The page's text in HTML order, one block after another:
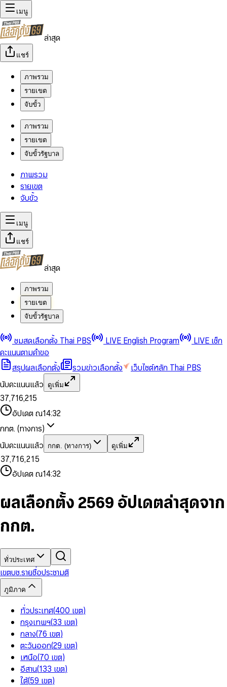
เมนู
ล่าสุด
แชร์
ภาพรวม
รายเขต
จับขั้ว
ภาพรวม
รายเขต
จับขั้วรัฐบาล
ภาพรวม
รายเขต
จับขั้ว
เมนู
แชร์
ล่าสุด
ภาพรวม
รายเขต
จับขั้วรัฐบาล
ชมสดเลือกตั้ง Thai PBS LIVE English Program
LIVE เช็ก
คะแนนตามคำขอ
สรุปผลเลือกตั้ง
รวมข่าวเลือกตั้ง
เว็บไซต์หลัก Thai PBS
นับคะแนนแล้ว
ดูเพิ่ม
0
1
2
3
4
5
6
8
9
0
1
2
3
4
5
6
7
8
9
,
0
1
2
4
6
7
8
9
0
1
2
3
4
5
6
7
8
9
0
1
3
5
6
7
8
9
,
1
2
4
5
7
8
9
0
1
3
4
6
7
8
9
0
2
3
4
5
7
8
อัปเดต ณ14:32
กกต. (ทางการ)
นับคะแนนแล้ว
กกต. (ทางการ) ดูเพิ่ม
0
1
2
3
4
5
7
8
0
1
2
4
5
6
7
8
9
,
0
1
2
4
6
7
8
9
0
1
2
3
5
6
8
9
0
1
3
5
6
7
8
,
1
2
4
6
7
9
0
1
3
5
6
9
0
2
3
4
5
7
9
อัปเดต ณ14:32
ผลเลือกตั้ง 2569 อัปเดตล่าสุดจาก
กกต.
ทั่วประเทศ
เขตบช.รายชื่อประชามติ
ภูมิภาค
ทั่วประเทศ(400 เขต)
กรุงเทพฯ(33 เขต)
กลาง(76 เขต)
ตะวันออก(29 เขต)
เหนือ(70 เขต)
อีสาน(133 เขต)
ใต้(59 เขต)